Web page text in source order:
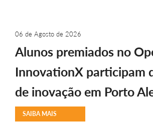
06 de Agosto de 2026
Alunos premiados no
InnovationX participam
de inovação em Porto
SAIBA MAIS